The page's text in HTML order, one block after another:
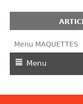
Menu MAQUETTES
Menu